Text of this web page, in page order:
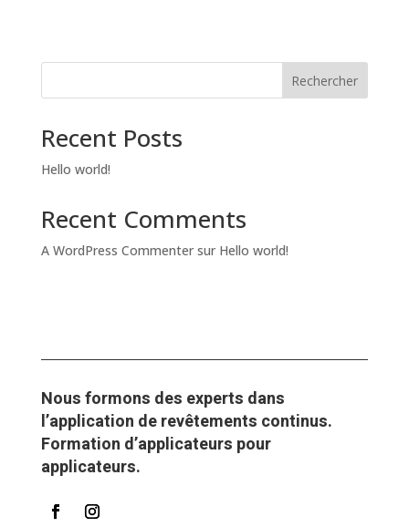
Rechercher
Recent Posts
Hello world!
Recent Comments
A WordPress Commentersur Hello world!
Nous formons des experts dans
l’application de revêtements continus.
Formation d’applicateurs pour
applicateurs.